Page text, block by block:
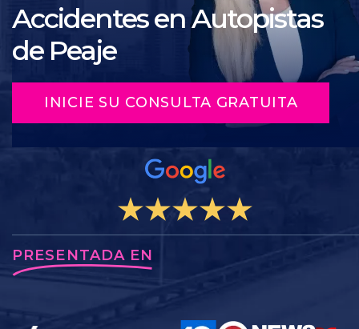
Accidentes en Autopistas
de Peaje
INICIE SU CONSULTA GRATUITA
PRESENTADA EN